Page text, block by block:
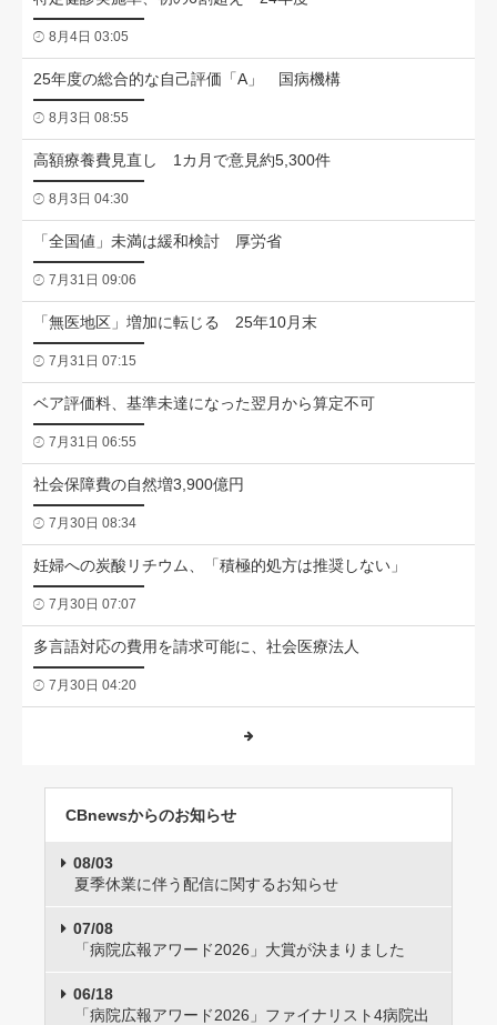
8月4日 03:05
25年度の総合的な自己評価「A」 国病機構
8月3日 08:55
高額療養費見直し 1カ月で意見約5,300件
8月3日 04:30
「全国値」未満は緩和検討 厚労省
7月31日 09:06
「無医地区」増加に転じる 25年10月末
7月31日 07:15
ベア評価料、基準未達になった翌月から算定不可
7月31日 06:55
社会保障費の自然増3,900億円
7月30日 08:34
妊婦への炭酸リチウム、「積極的処方は推奨しない」
7月30日 07:07
多言語対応の費用を請求可能に、社会医療法人
7月30日 04:20
CBnewsからのお知らせ
08/03
夏季休業に伴う配信に関するお知らせ
07/08
「病院広報アワード2026」大賞が決まりました
06/18
「病院広報アワード2026」ファイナリスト4病院出